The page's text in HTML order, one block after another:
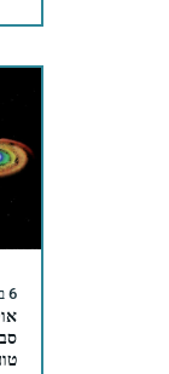
6 באוגוסט 2026